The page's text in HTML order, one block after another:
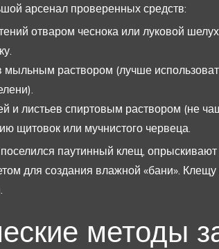
арсенал проверенных средств:
отваром чеснока или луковой
мыльным раствором (лучше
и листьев спиртовым раствором (не
щитовок или мучнистого червеца.
паутинный клещ,
для создания влажной «бани».
методы